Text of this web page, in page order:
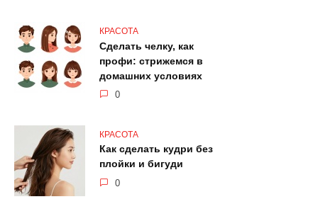
КРАСОТА
Сделать челку, как
профи: стрижемся в
домашних условиях
0
КРАСОТА
Как сделать кудри без
плойки и бигуди
0